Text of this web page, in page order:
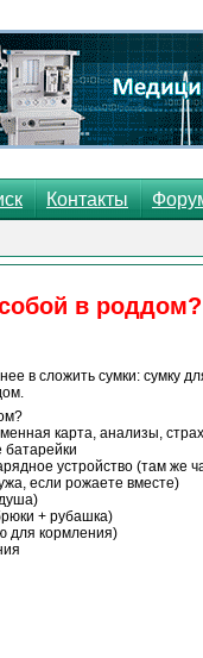
Контакты
в роддом?
в сложить сумки: сумку
карта, анализы,
устройство (там же
если рожаете вместе)
+ рубашка)
для кормления)